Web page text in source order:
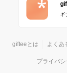
ギ
gifteeとは よくあ
プライバ